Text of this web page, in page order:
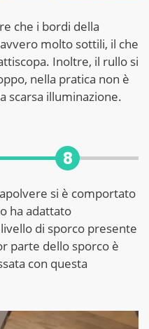
che i bordi della
molto sottili, il che
Inoltre, il rullo si
nella pratica non è
scarsa illuminazione.
8
si è comportato
ha adattato
di sporco presente
parte dello sporco è
con questa